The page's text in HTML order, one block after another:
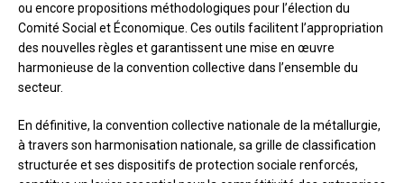
ou encore propositions méthodologiques pour l’élection du
Comité Social et Économique. Ces outils facilitent l’appropriation
des nouvelles règles et garantissent une mise en œuvre
harmonieuse de la convention collective dans l’ensemble du
secteur.
En définitive, la convention collective nationale de la métallurgie,
à travers son harmonisation nationale, sa grille de classification
structurée et ses dispositifs de protection sociale renforcés,